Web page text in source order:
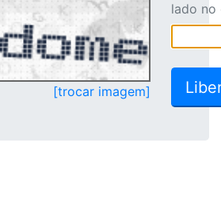
[trocar imagem]
lado no